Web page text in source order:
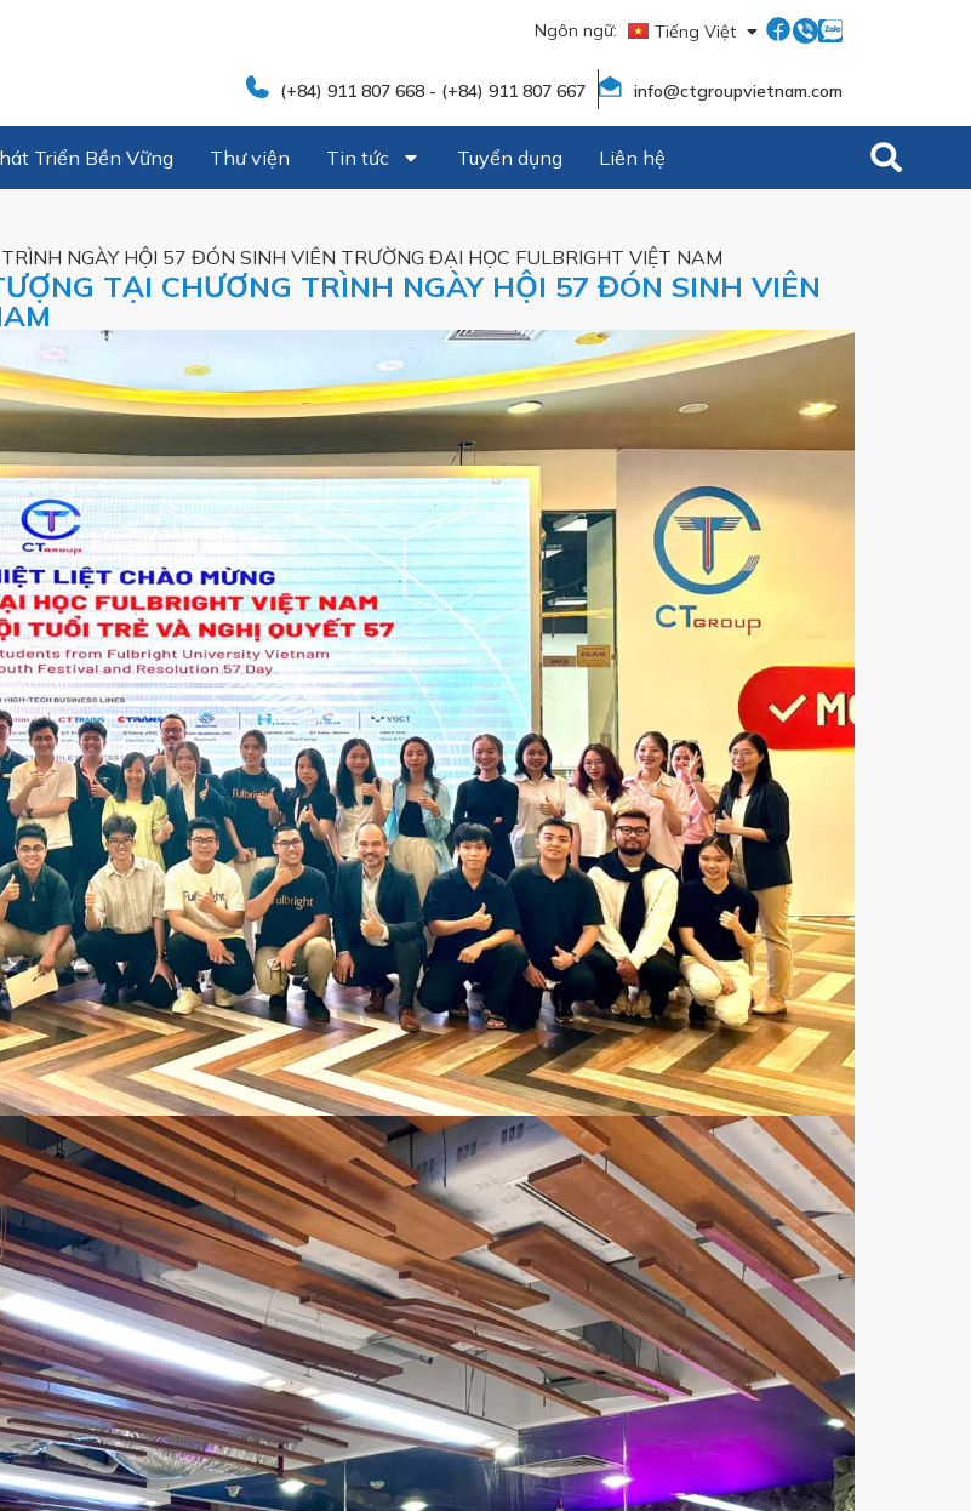
Ngôn ngữ: Tiếng Việt
English
(+84) 911 807 668 - (+84) 911 807 667 info@ctgroupvietnam.com
Triển Bền Vững Thư viện Tin tức Tuyển dụng Liên hệ
NGÀY HỘI 57 ĐÓN SINH VIÊN TRƯỜNG ĐẠI HỌC FULBRIGHT VIỆT NAM
TẠI CHƯƠNG TRÌNH NGÀY HỘI 57 ĐÓN SINH VIÊN